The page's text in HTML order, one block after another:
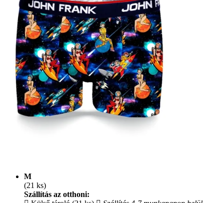
M
(21 ks)
Szállítás az otthoni: